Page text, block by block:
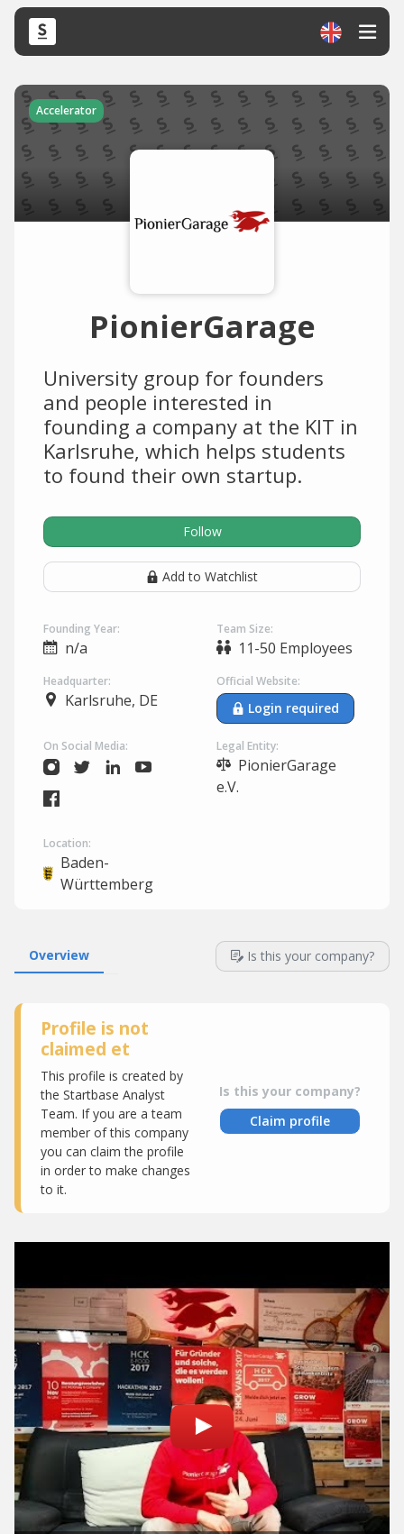
Accelerator
PionierGarage
University group for founders
and people interested in
founding a company at the KIT in
Karlsruhe, which helps students
to found their own startup.
Follow
Add to Watchlist
Founding Year:
n/a
Team Size:
11-50 Employees
Headquarter:
Karlsruhe, DE
Official Website:
Login required
On Social Media: Legal Entity:
PionierGarage
e.V.
Location:
Baden-
Württemberg
Overview Is this your company?
Profile is not
claimed et
This profile is created by
the Startbase Analyst
Team. If you are a team
member of this company
you can claim the profile
in order to make changes
to it.
Is this your company?
Claim profile